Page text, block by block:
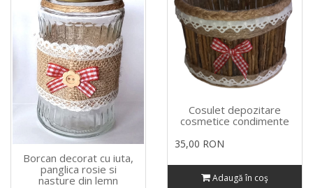
Borcan decorat cu iuta,
panglica rosie si
nasture din lemn
Cosulet depozitare
cosmetice condimente
35,00 RON
Adaugă în coş